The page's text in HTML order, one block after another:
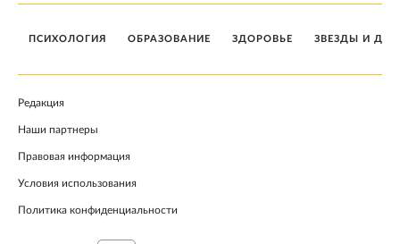
ПСИХОЛОГИЯ ОБРАЗОВАНИЕ ЗДОРОВЬЕ ЗВЕЗДЫ И
Редакция
Наши партнеры
Правовая информация
Условия использования
Политика конфиденциальности